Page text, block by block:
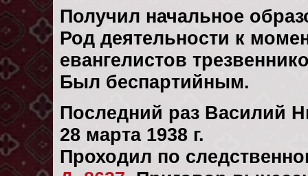
Получил начальное
Род деятельности к
евангелистов
Был беспартийным.
Последний раз Василий
28 марта 1938 г.
Проходил по